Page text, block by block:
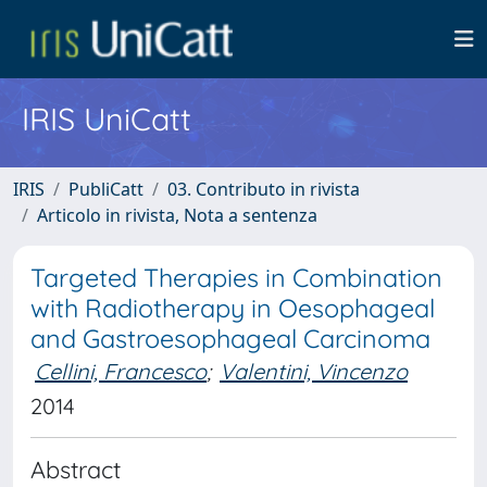
IRIS UniCatt
IRIS PubliCatt
03. Contributo in rivista
Articolo in rivista, Nota a sentenza
Targeted Therapies in Combination
with Radiotherapy in Oesophageal
and Gastroesophageal Carcinoma
Cellini, Francesco; Valentini, Vincenzo
2014
Abstract